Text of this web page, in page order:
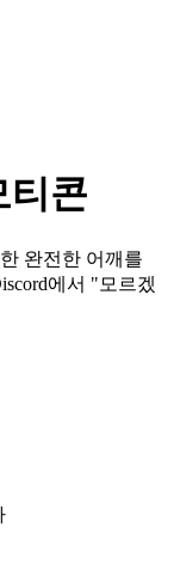
티콘
완전한 어깨를
에서 "모르겠